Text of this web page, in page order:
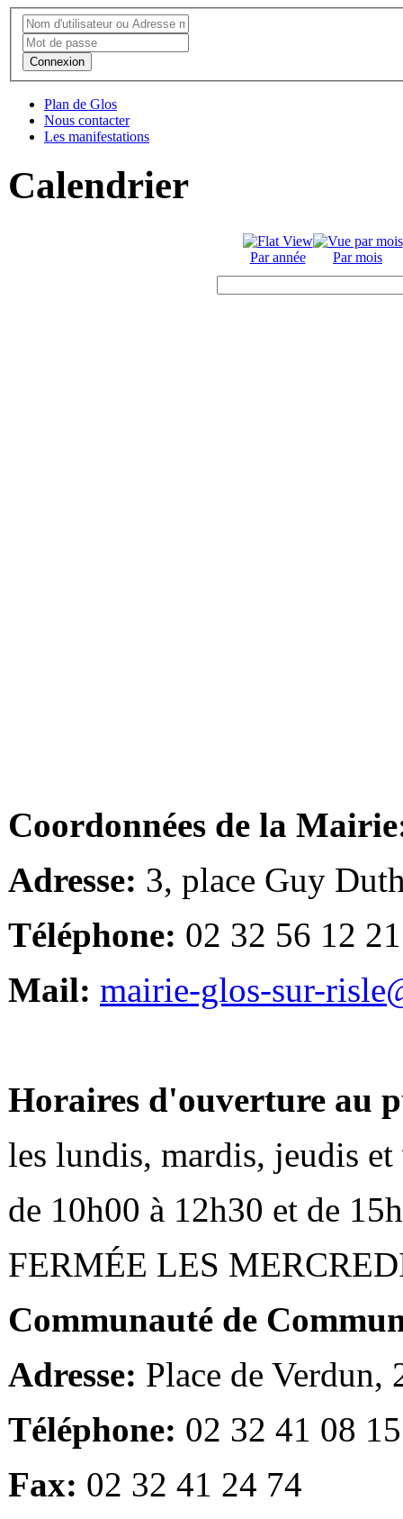
Connexion
Plan de Glos
Nous contacter
Les manifestations
Calendrier
Par année Par mois
Coordonnées de la
Adresse: 3, place Guy
Téléphone: 02 32 56 12 21
Mail: mairie-glos-sur-
Horaires d'ouverture au
les lundis, mardis, jeudis et
de 10h00 à 12h30 et de
FERMÉE LES
Communauté de
Adresse: Place de Verdun,
Téléphone: 02 32 41 08 15
Fax: 02 32 41 24 74